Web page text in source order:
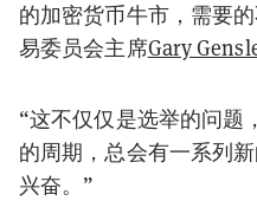
的加密货币牛市，需要
易委员会主席Gary
“这不仅仅是选举的问题
的周期，总会有一系列
兴奋。”